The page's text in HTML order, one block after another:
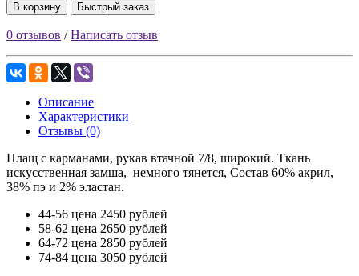
В корзину Быстрый заказ
0 отзывов /Написать отзыв
Описание
Характеристики
Отзывы (0)
Плащ с карманами, рукав втачной 7/8, широкий. Ткань
искусственная замша, немного тянется, Состав 60% акрил,
38% пэ и 2% эластан.
44-56 цена 2450 рублей
58-62 цена 2650 рублей
64-72 цена 2850 рублей
74-84 цена 3050 рублей